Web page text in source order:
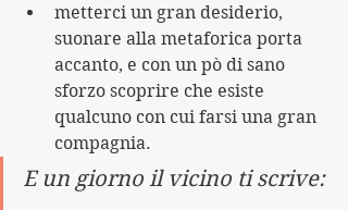
metterci un gran desiderio,
suonare alla metaforica porta
accanto, e con un pò di sano
sforzo scoprire che esiste
qualcuno con cui farsi una gran
compagnia.
E un giorno il vicino ti scrive: